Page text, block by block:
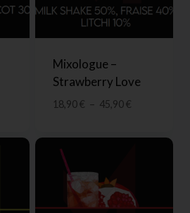
Mixologue –
Strawberry Love
18,90€ – 45,90€